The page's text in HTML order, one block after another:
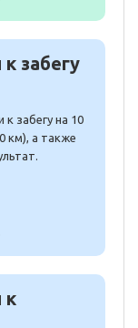
забегу
забегу на 10
км), а также
к